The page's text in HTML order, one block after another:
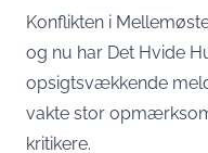
Konflikten i
og nu har Det Hvide
opsigtsvækkende
vakte stor
kritikere.